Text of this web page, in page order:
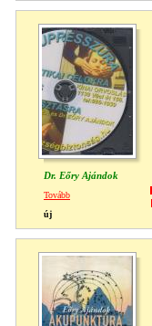
Dr. Eőry Ajándok
Tovább
új